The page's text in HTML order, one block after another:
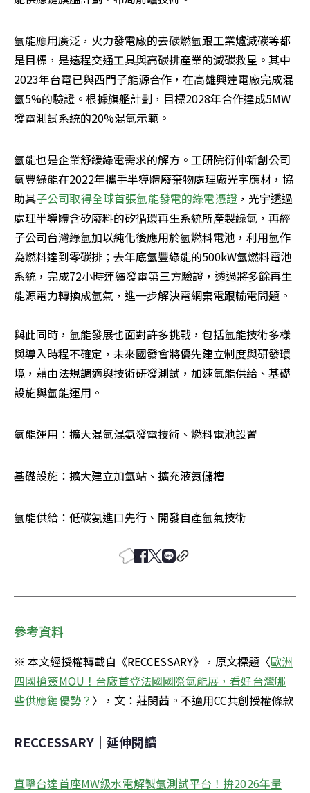
氫能應用廣泛，火力發電廠的去碳燃氫跟工業爐減碳等都
是目標，是遠程交通工具與高碳排產業的減碳救星。其中
2023年台電已與西門子能源合作，在高雄興達電廠完成混
氫5%的驗證。根據旗艦計劃，目標2028年合作達成5MW
發電測試系統的20%混氫示範。
氫能也是企業舒緩綠電需求的解方。工研院衍伸新創公司
氫豐綠能在2022年攜手半導體廢棄物處理廠光宇應材，協
助其子公司取得全球首張氫能發電的綠電憑證，光宇透過
處理半導體含矽廢料的矽循環再生系統所產製綠氫，再經
子公司台灣綠氫加以純化後應用於氫燃料電池，利用氫作
為燃料達到零碳排；去年底氫豐綠能的500kW氫燃料電池
系統，完成72小時連續發電第三方驗證，透過將多餘再生
能源電力轉換成氫氣，進一步解決電網棄電跟輸電問題。
與此同時，氫能發展也面對許多挑戰，包括氫能技術多樣
與導入時程不確定，未來國發會將優先建立制度與研發環
境，藉由法規調適與技術研發測試，加速氫能供給、基礎
設施與氫能運用。
氫能運用：擴大混氫混氨發電技術、燃料電池設置
基礎設施：擴大建立加氫站、擴充液氨儲槽
氫能供給：低碳氨進口先行、開發自產氫氣技術
參考資料
※ 本文經授權轉載自《RECCESSARY》，原文標題〈歐洲
四國搶簽MOU！台廠首登法國國際氫能展，看好台灣哪
些供應鏈優勢？ 〉，文：莊閔茜。不適用CC共創授權條款
RECCESSARY｜延伸閱讀
直擊台達首座MW級水電解製氫測試平台！拚2026年量